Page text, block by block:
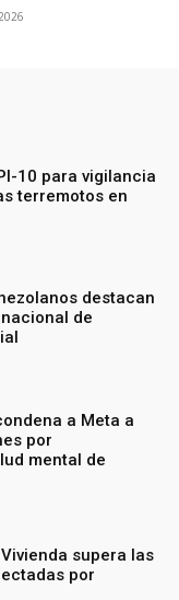
10 para vigilancia
terremotos en
destacan
de
a Meta a
por
mental de
supera las
por